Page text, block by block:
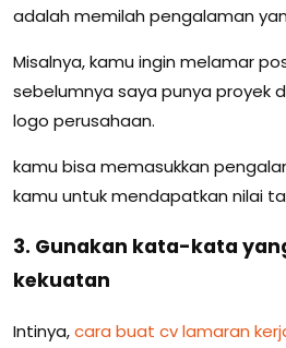
adalah memilah pengalaman
Misalnya, kamu ingin melamar
sebelumnya saya punya proyek
logo perusahaan.
kamu bisa memasukkan
kamu untuk mendapatkan nilai
3. Gunakan kata-kata
kekuatan
Intinya,cara buat cv lamaran